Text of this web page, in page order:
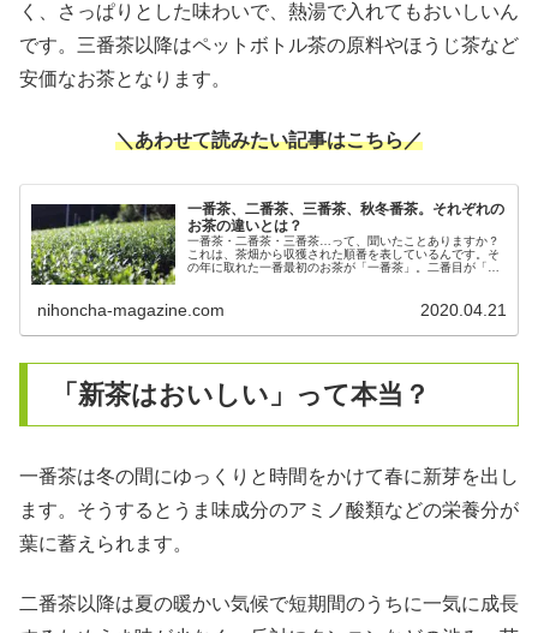
く、さっぱりとした味わいで、熱湯で入れてもおいしいん
です。三番茶以降はペットボトル茶の原料やほうじ茶など
安価なお茶となります。
＼あわせて読みたい記事はこちら／
一番茶、二番茶、三番茶、秋冬番茶。それぞれの
お茶の違いとは？
一番茶・二番茶・三番茶…って、聞いたことありますか？
これは、茶畑から収獲された順番を表しているんです。そ
の年に取れた一番最初のお茶が「一番茶」。二番目が「二
nihoncha-magazine.com 2020.04.21
「新茶はおいしい」って本当？
一番茶は冬の間にゆっくりと時間をかけて春に新芽を出し
ます。そうするとうま味成分のアミノ酸類などの栄養分が
葉に蓄えられます。
二番茶以降は夏の暖かい気候で短期間のうちに一気に成長